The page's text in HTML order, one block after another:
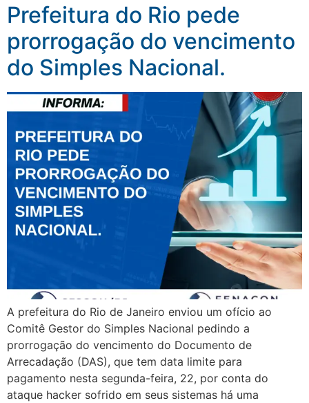
Prefeitura do Rio pede
prorrogação do vencimento
do Simples Nacional.
A prefeitura do Rio de Janeiro enviou um ofício ao
Comitê Gestor do Simples Nacional pedindo a
prorrogação do vencimento do Documento de
Arrecadação (DAS), que tem data limite para
pagamento nesta segunda-feira, 22, por conta do
ataque hacker sofrido em seus sistemas há uma